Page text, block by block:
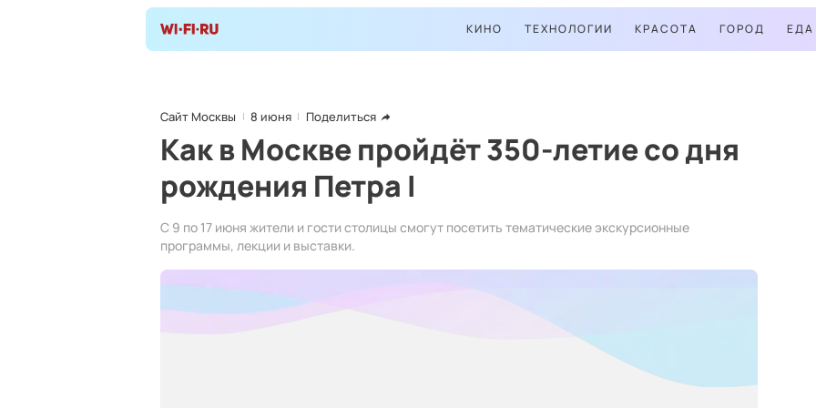
КИНО ТЕХНОЛОГИИ КРАСОТА ГОРОД ЕДА
Сайт Москвы 8 июня Поделиться
Как в Москве пройдёт 350-летие со дня
рождения Петра I
С 9 по 17 июня жители и гости столицы смогут посетить тематические экскурсионные
программы, лекции и выставки.